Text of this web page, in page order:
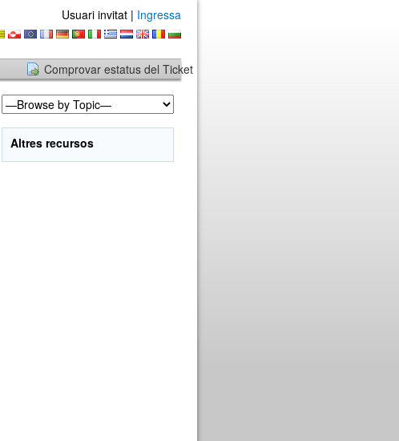
Usuari invitat | Ingressa
Comprovar estatus del Ticket
Altres recursos